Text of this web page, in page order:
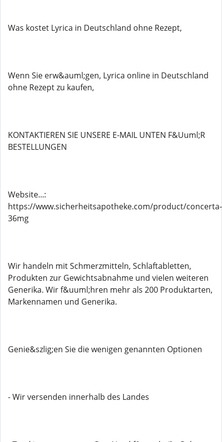
Was kostet Lyrica in Deutschland ohne Rezept,
Wenn Sie erw&auml;gen, Lyrica online in Deutschland
ohne Rezept zu kaufen,
KONTAKTIEREN SIE UNSERE E-MAIL UNTEN F&Uuml;R
BESTELLUNGEN
Website...:
https://www.sicherheitsapotheke.com/product/concerta-
36mg
Wir handeln mit Schmerzmitteln, Schlaftabletten,
Produkten zur Gewichtsabnahme und vielen weiteren
Generika. Wir f&uuml;hren mehr als 200 Produktarten,
Markennamen und Generika.
Genie&szlig;en Sie die wenigen genannten Optionen
- Wir versenden innerhalb des Landes